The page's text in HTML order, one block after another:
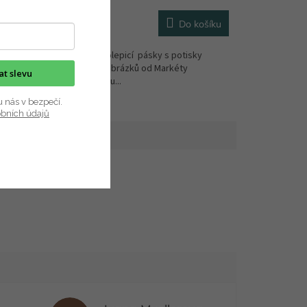
95 Kč Do košíku
Originální samolepicí pásky s potisky
akvarelových obrázků od Markéty
Jinochové. Jsou...
slevu
nás v bezpečí.
údajů